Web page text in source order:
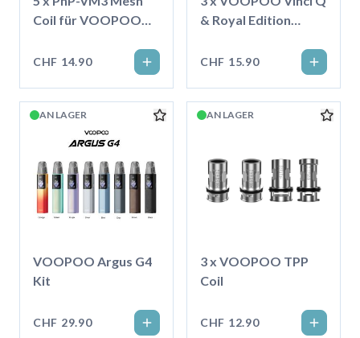
Coil für VOOPOO
Serie, 0.45ohm
CHF 14.90
& Royal Edition
CHF 15.90
AN LAGER
VOOPOO Argus G4
Kit
CHF 29.90
AN LAGER
3 x VOOPOO TPP
Coil
CHF 12.90